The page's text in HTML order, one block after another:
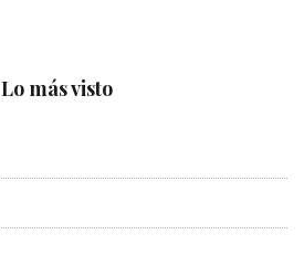
Lo más visto